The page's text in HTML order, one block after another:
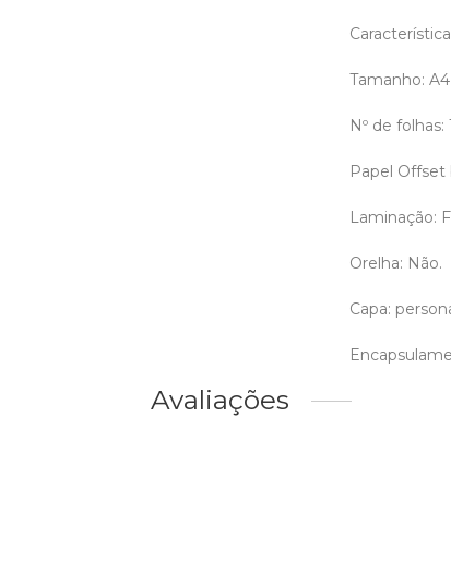
Tamanho:
Nº de
Papel Offset
Laminação:
Orelha: Não.
Capa:
Avaliações